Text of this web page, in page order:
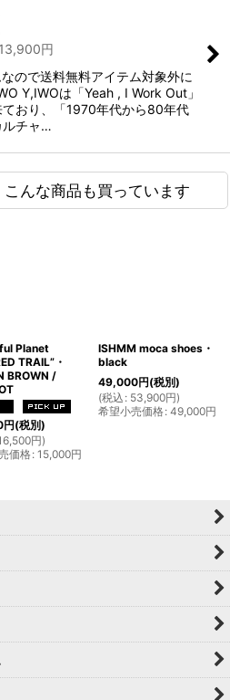
13,900円
ので送料無料アイテム対象外に
Y,IWOは「Yeah , I Work Out」
おり、「1970年代から80年代
ルチャ…
んな商品も買っています
Planet
TRAIL”・
BROWN /
円(税別)
円)
価格: 15,000円
ISHMM moca shoes・
black
49,000円(税別)
(税込 : 53,900円)
希望小売価格: 49,000円